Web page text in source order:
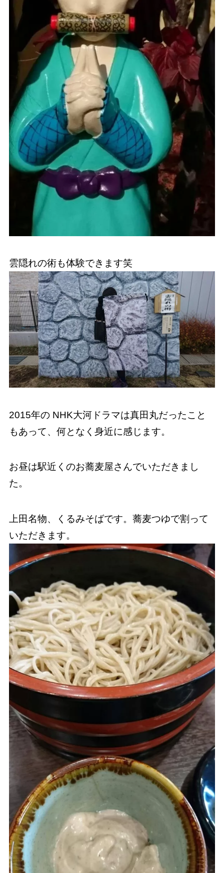
雲隠れの術も体験できます笑
2015年の NHK大河ドラマは真田丸だったこと
もあって、何となく身近に感じます。
お昼は駅近くのお蕎麦屋さんでいただきまし
た。
上田名物、くるみそばです。蕎麦つゆで割って
いただきます。